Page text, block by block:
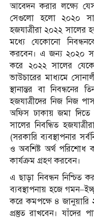
আবেদন করার লক্ষ্যে
সেগুলো হলো ২০২০
হজযাত্রীরা ২০২২ সালের
মধ্যে যেকোনো
করবেন। এ জন্য ২০২০
করে ২০২২ সালের
ভাউচারের মাধ্যমে
স্থানান্তর বা নিবন্ধনের
হজযাত্রীদের নিজ নিজ
অফিস ঢাকায় জমা দিতে
সালের নিবন্ধিত
(সরকারি ব্যবস্থাপনার
ও অবশিষ্ট অর্থ পরিশোধ
কার্যক্রম গ্রহণ করবেন।
এ ছাড়া নিবন্ধন নিশ্চিত
ব্যবস্থাপনায় হজে
করে কমপক্ষে ৪ জানুয়ারি
প্রস্তুত রাখবেন। যাঁদের